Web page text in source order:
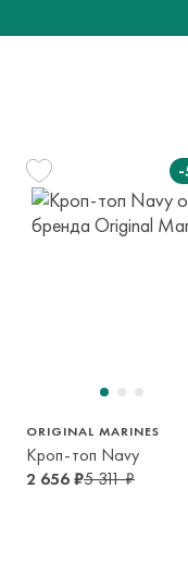
тарифам транспортной
ORIGINAL MARINES
Кроп-топ Navy
2 656 ₽5 311 ₽